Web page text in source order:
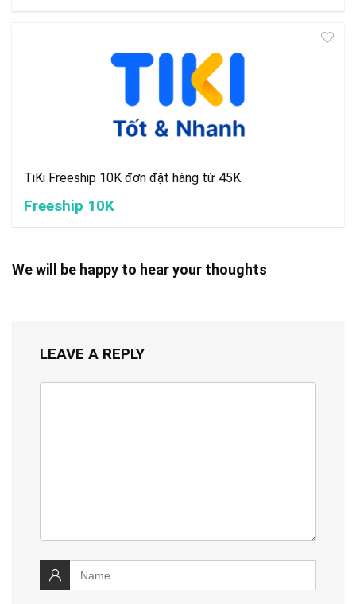
TiKi Freeship 10K đơn đặt hàng từ 45K
Freeship 10K
We will be happy to hear your thoughts
LEAVE A REPLY